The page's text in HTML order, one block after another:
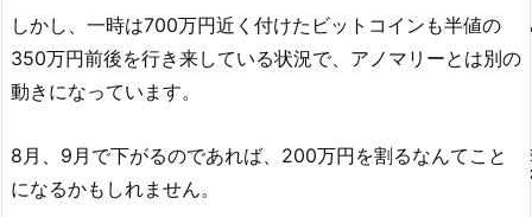
しかし、一時は700万円近く付けたビットコインも半値の
350万円前後を行き来している状況で、アノマリーとは別の
動きになっています。
8月、9月で下がるのであれば、200万円を割るなんてこと
になるかもしれません。